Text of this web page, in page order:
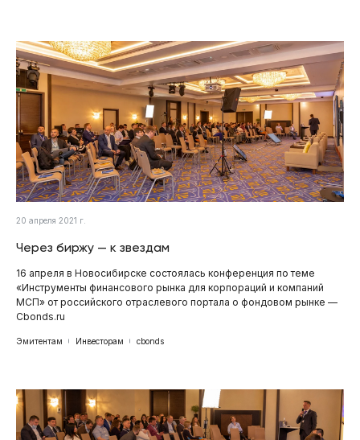
20 апреля 2021 г.
Через биржу — к звездам
16 апреля в Новосибирске состоялась конференция по теме
«Инструменты финансового рынка для корпораций и компаний
МСП» от российского отраслевого портала о фондовом рынке —
Cbonds.ru
Эмитентам Инвесторам cbonds